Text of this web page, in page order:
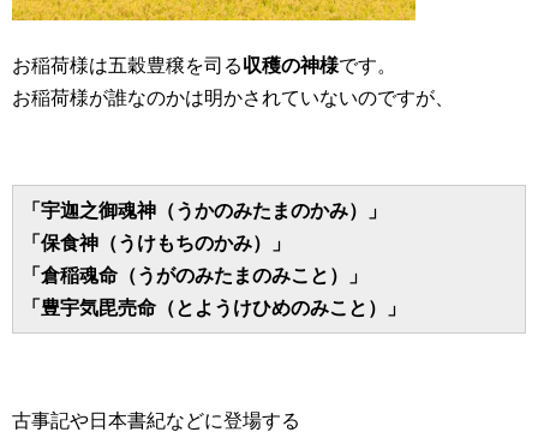
お稲荷様は五穀豊穣を司る収穫の神様です。
お稲荷様が誰なのかは明かされていないのですが、
「宇迦之御魂神（うかのみたまのかみ）」
「保食神（うけもちのかみ）」
「倉稲魂命（うがのみたまのみこと）」
「豊宇気毘売命（とようけひめのみこと）」
古事記や日本書紀などに登場する